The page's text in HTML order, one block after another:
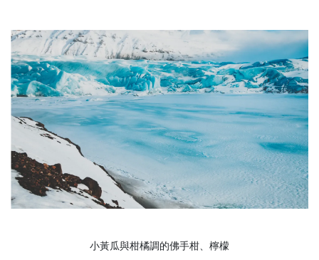
小黃瓜與柑橘調的佛手柑、檸檬